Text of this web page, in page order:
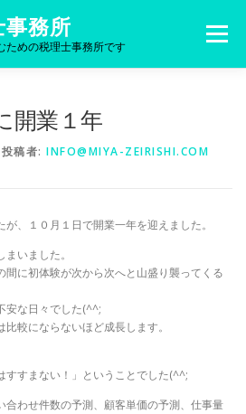
事務所
ための税理士事務所です
メニュー
開業１年
投稿者: INFO@MIYA-ZEIRISHI.COM
、１０月１日で開業一年を迎えました。
いました。
間に初体験が次から次へと山盛り襲ってくる
安な日々でした(^^;
較にならないほど成長します。
すすまない！」ということでした(^^;
合わせ件数の予測、顧客単価の予測、仕事量